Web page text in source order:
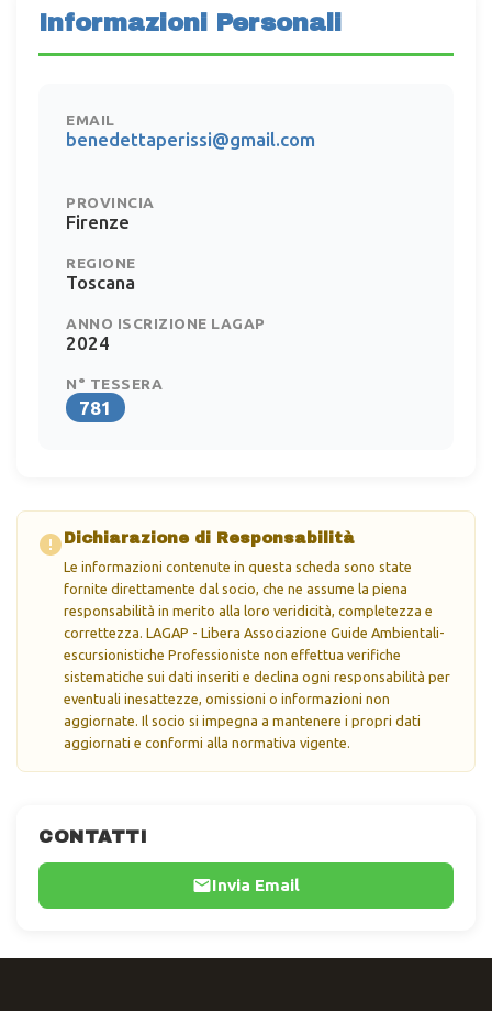
CONTATTI
Invia Email
Informazioni Personali
EMAIL
benedettaperissi@gmail.com
PROVINCIA
Firenze
REGIONE
Toscana
ANNO ISCRIZIONE LAGAP
2024
N° TESSERA
781
Dichiarazione di Responsabilità
Le informazioni contenute in questa scheda sono state
fornite direttamente dal socio, che ne assume la piena
responsabilità in merito alla loro veridicità, completezza e
correttezza. LAGAP - Libera Associazione Guide Ambientali-
escursionistiche Professioniste non effettua verifiche
sistematiche sui dati inseriti e declina ogni responsabilità per
eventuali inesattezze, omissioni o informazioni non
aggiornate. Il socio si impegna a mantenere i propri dati
aggiornati e conformi alla normativa vigente.